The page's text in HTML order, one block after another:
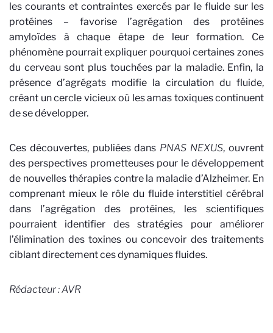
les courants et contraintes exercés par le fluide sur les
protéines – favorise l’agrégation des protéines
amyloïdes à chaque étape de leur formation. Ce
phénomène pourrait expliquer pourquoi certaines zones
du cerveau sont plus touchées par la maladie. Enfin, la
présence d’agrégats modifie la circulation du fluide,
créant un cercle vicieux où les amas toxiques continuent
de se développer.
Ces découvertes, publiées dans PNAS NEXUS, ouvrent
des perspectives prometteuses pour le développement
de nouvelles thérapies contre la maladie d’Alzheimer. En
comprenant mieux le rôle du fluide interstitiel cérébral
dans l’agrégation des protéines, les scientifiques
pourraient identifier des stratégies pour améliorer
l’élimination des toxines ou concevoir des traitements
ciblant directement ces dynamiques fluides.
Rédacteur : AVR